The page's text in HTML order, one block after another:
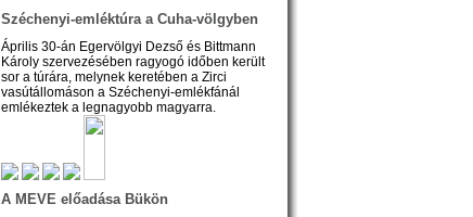
Széchenyi-emléktúra a Cuha-völgyben
Április 30-án Egervölgyi Dezső és Bittmann
Károly szervezésében ragyogó időben került
sor a túrára, melynek keretében a Zirci
vasútállomáson a Széchenyi-emlékfánál
emlékeztek a legnagyobb magyarra.
A MEVE előadása Bükön